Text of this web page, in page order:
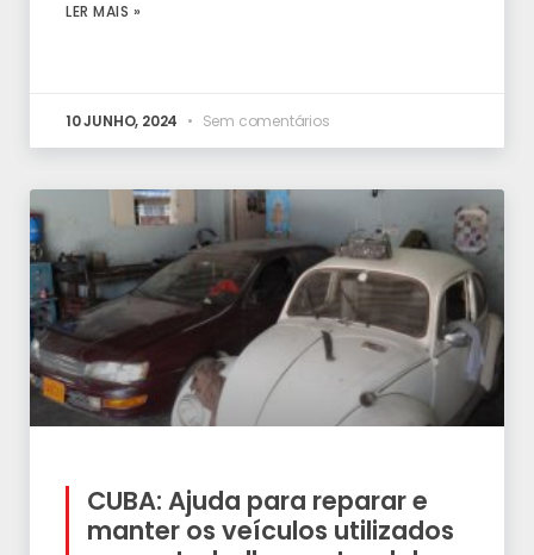
LER MAIS »
10 JUNHO, 2024 Sem comentários
CUBA: Ajuda para reparar e
manter os veículos utilizados